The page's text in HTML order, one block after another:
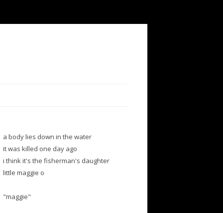
a body lies down in the water
it was killed one day ago
i think it's the fisherman's daughter
little maggie o
"maggie"